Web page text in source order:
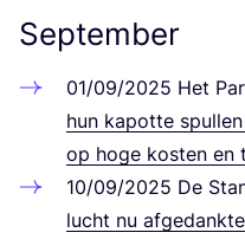
September
01/09/2025 Het
hun kapot­te
op hoge kos­ten
10/09/2025 De
lucht nu